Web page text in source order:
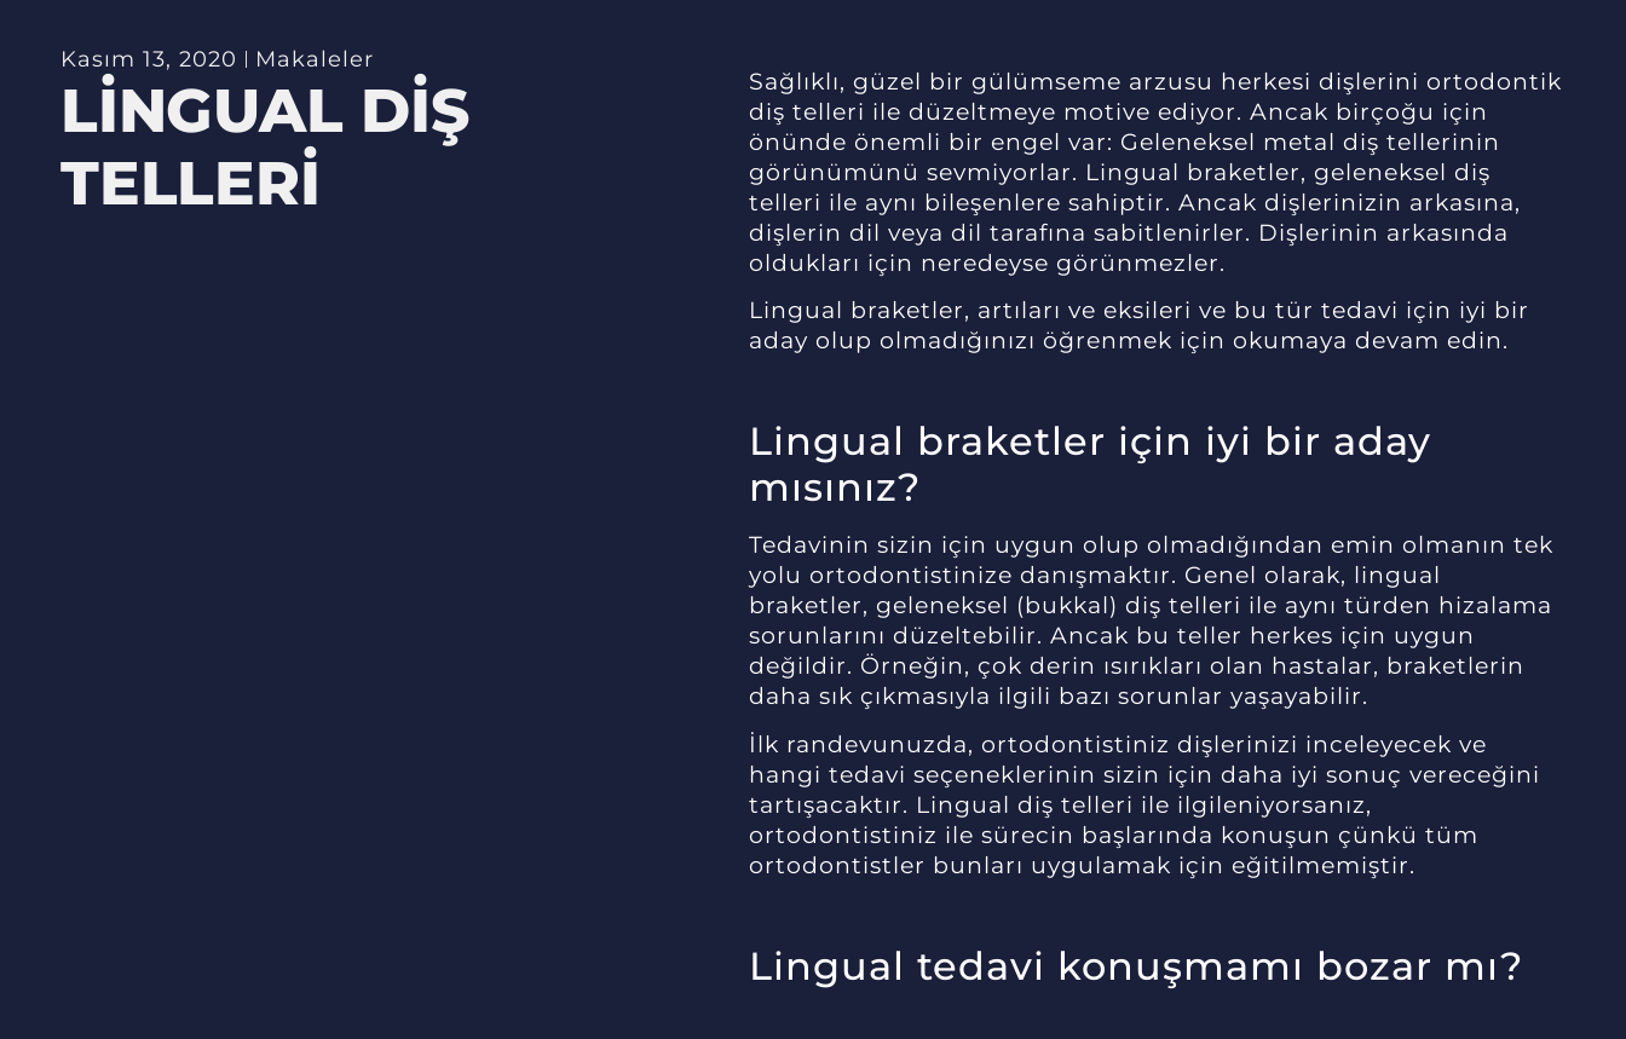
Kasım 13, 2020 Makaleler
LINGUAL DIŞ
TELLERI
Sağlıklı, güzel bir gülümseme arzusu herkesi dişlerini ortodontik
diş telleri ile düzeltmeye motive ediyor. Ancak birçoğu için
önünde önemli bir engel var: Geleneksel metal diş tellerinin
görünümünü sevmiyorlar. Lingual braketler, geleneksel diş
telleri ile aynı bileşenlere sahiptir. Ancak dişlerinizin arkasına,
dişlerin dil veya dil tarafına sabitlenirler. Dişlerinin arkasında
oldukları için neredeyse görünmezler.
Lingual braketler, artıları ve eksileri ve bu tür tedavi için iyi bir
aday olup olmadığınızı öğrenmek için okumaya devam edin.
Lingual braketler için iyi bir aday
mısınız?
Tedavinin sizin için uygun olup olmadığından emin olmanın tek
yolu ortodontistinize danışmaktır. Genel olarak, lingual
braketler, geleneksel (bukkal) diş telleri ile aynı türden hizalama
sorunlarını düzeltebilir. Ancak bu teller herkes için uygun
değildir. Örneğin, çok derin ısırıkları olan hastalar, braketlerin
daha sık çıkmasıyla ilgili bazı sorunlar yaşayabilir.
İlk randevunuzda, ortodontistiniz dişlerinizi inceleyecek ve
hangi tedavi seçeneklerinin sizin için daha iyi sonuç vereceğini
tartışacaktır. Lingual diş telleri ile ilgileniyorsanız,
ortodontistiniz ile sürecin başlarında konuşun çünkü tüm
ortodontistler bunları uygulamak için eğitilmemiştir.
Lingual tedavi konuşmamı bozar mı?